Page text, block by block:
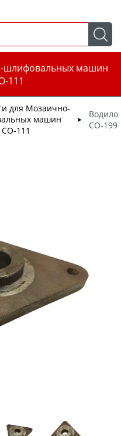
шлифовальных машин
111
для Мозаично-
машин
111
►
Водило
СО-199